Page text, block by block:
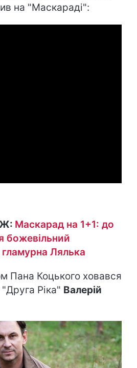
на "Маскараді":
Маскарад на 1+1: до
божевільний
Лялька
Пана Коцького ховався
Ріка" Валерій